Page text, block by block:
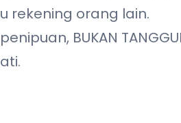
rekening orang lain.
BUKAN